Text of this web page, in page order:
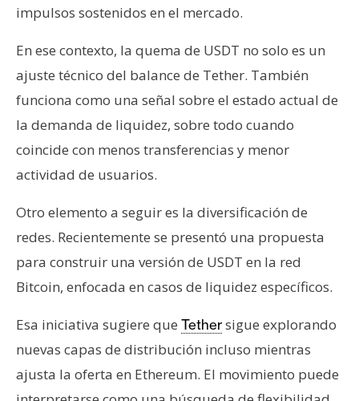
impulsos sostenidos en el mercado.
En ese contexto, la quema de USDT no solo es un
ajuste técnico del balance de Tether. También
funciona como una señal sobre el estado actual de
la demanda de liquidez, sobre todo cuando
coincide con menos transferencias y menor
actividad de usuarios.
Otro elemento a seguir es la diversificación de
redes. Recientemente se presentó una propuesta
para construir una versión de USDT en la red
Bitcoin, enfocada en casos de liquidez específicos.
Esa iniciativa sugiere que Tethersigue explorando
nuevas capas de distribución incluso mientras
ajusta la oferta en Ethereum. El movimiento puede